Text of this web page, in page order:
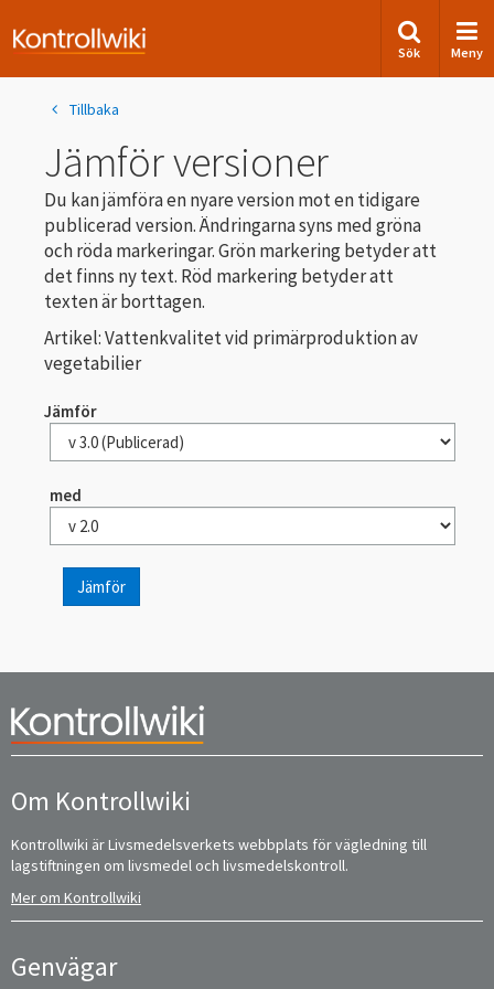
Sök Meny
Tillbaka
Jämför versioner
Du kan jämföra en nyare version mot en tidigare
publicerad version. Ändringarna syns med gröna
och röda markeringar. Grön markering betyder att
det finns ny text. Röd markering betyder att
texten är borttagen.
Artikel: Vattenkvalitet vid primärproduktion av
vegetabilier
Jämför
med
Jämför
Om Kontrollwiki
Kontrollwiki är Livsmedelsverkets webbplats för vägledning till
lagstiftningen om livsmedel och livsmedelskontroll.
Mer om Kontrollwiki
Genvägar